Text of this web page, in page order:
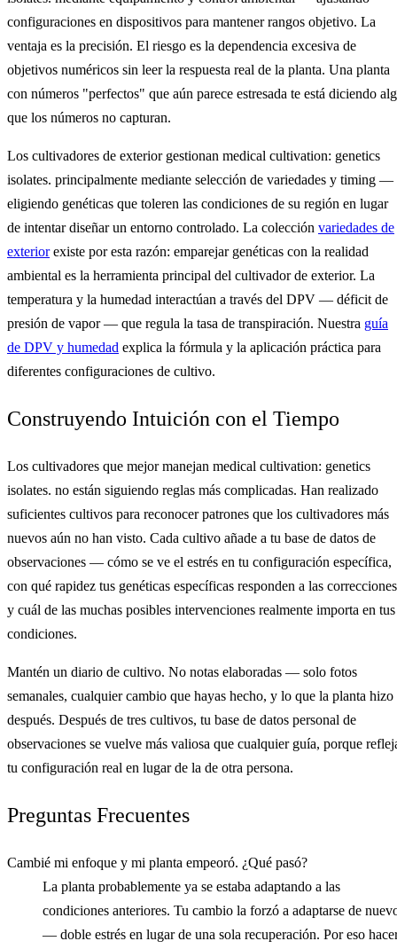
configuraciones en dispositivos para mantener rangos objetivo. La
ventaja es la precisión. El riesgo es la dependencia excesiva de
objetivos numéricos sin leer la respuesta real de la planta. Una planta
con números "perfectos" que aún parece estresada te está diciendo
que los números no capturan.
Los cultivadores de exterior gestionan medical cultivation: genetics
isolates. principalmente mediante selección de variedades y timing —
eligiendo genéticas que toleren las condiciones de su región en lugar
de intentar diseñar un entorno controlado. La colección variedades de
exteriorexiste por esta razón: emparejar genéticas con la realidad
ambiental es la herramienta principal del cultivador de exterior. La
temperatura y la humedad interactúan a través del DPV — déficit de
presión de vapor — que regula la tasa de transpiración. Nuestra guía
de DPV y humedad explica la fórmula y la aplicación práctica para
diferentes configuraciones de cultivo.
Construyendo Intuición con el Tiempo
Los cultivadores que mejor manejan medical cultivation: genetics
isolates. no están siguiendo reglas más complicadas. Han realizado
suficientes cultivos para reconocer patrones que los cultivadores más
nuevos aún no han visto. Cada cultivo añade a tu base de datos de
observaciones — cómo se ve el estrés en tu configuración específica,
con qué rapidez tus genéticas específicas responden a las
y cuál de las muchas posibles intervenciones realmente importa en tus
condiciones.
Mantén un diario de cultivo. No notas elaboradas — solo fotos
semanales, cualquier cambio que hayas hecho, y lo que la planta hizo
después. Después de tres cultivos, tu base de datos personal de
observaciones se vuelve más valiosa que cualquier guía, porque
tu configuración real en lugar de la de otra persona.
Preguntas Frecuentes
Cambié mi enfoque y mi planta empeoró. ¿Qué pasó?
La planta probablemente ya se estaba adaptando a las
condiciones anteriores. Tu cambio la forzó a adaptarse de
— doble estrés en lugar de una sola recuperación. Por eso